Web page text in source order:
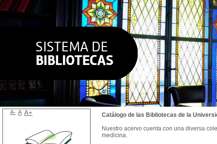
Catálogo de las Bibliotecas de la
Nuestro acervo cuenta con una diversa
medicina.
A- A A+